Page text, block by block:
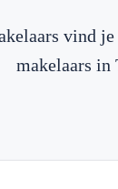
vind
makelaars in